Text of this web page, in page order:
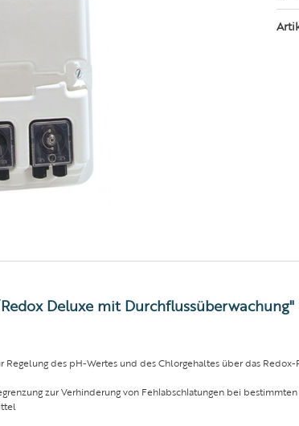
Deluxe mit Durchflussüberwachung"
Regelung des pH-Wertes und des Chlorgehaltes über das
zur Verhinderung von Fehlabschlatungen bei